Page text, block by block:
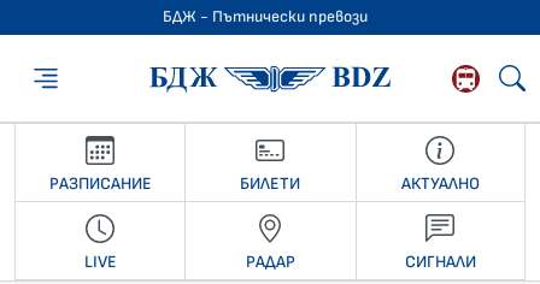
БДЖ - Пътнически превози
БДЖ -
РАЗПИСАНИЕ БИЛЕТИ АКТУАЛНО
LIVE РАДАР СИГНАЛИ